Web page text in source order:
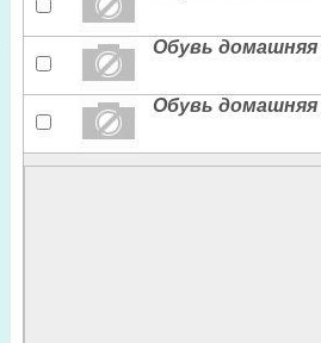
Обувь домашняя
Обувь домашняя